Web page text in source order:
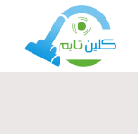
التجاوز
المحتوى